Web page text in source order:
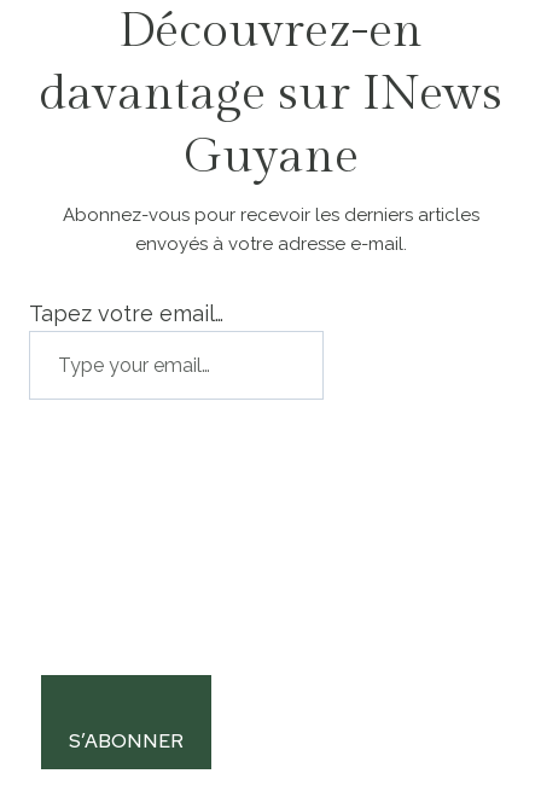
Découvrez-en
davantage sur INews
Guyane
Abonnez-vous pour recevoir les derniers articles
envoyés à votre adresse e-mail.
Tapez votre email…
S’ABONNER